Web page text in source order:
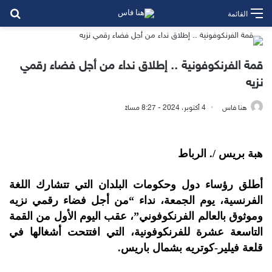
القائمة
قمة الفرنكوفونية .. إطلاق نداء من أجل فضاء رقمي
نزيه
هنا فاس 4 أكتوبر، 2024 - 8:27 مساءً
هبة بريس /. الرباط
أطلق رؤساء دول وحكومات البلدان التي تتشارك اللغة
الفرنسية، يوم الجمعة، نداء “من أجل فضاء رقمي نزيه
وموثوق بالعالم الفرنكوفوني”، عقب اليوم الأول من القمة
التاسعة عشرة للفرنكوفونية، التي افتتحت أشغالها في
قلعة فيلير-كوتريه بشمال باريس.